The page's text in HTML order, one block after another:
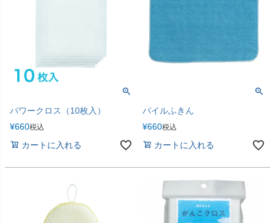
パワークロス（10枚入）
¥660税込
カートに入れる
パイルふきん
¥660税込
カートに入れる